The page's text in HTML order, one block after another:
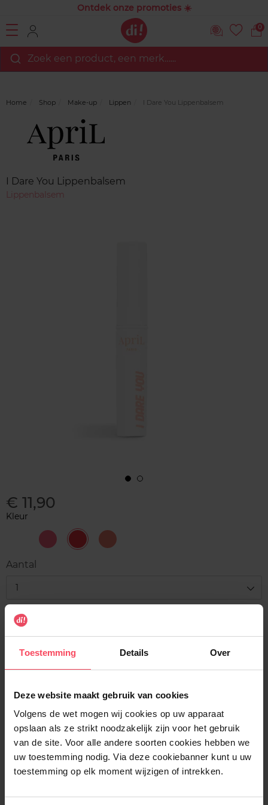
Toestemming Details Over
Deze website maakt gebruik van cookies
Volgens de wet mogen wij cookies op uw apparaat
opslaan als ze strikt noodzakelijk zijn voor het gebruik
van de site. Voor alle andere soorten cookies hebben we
uw toestemming nodig. Via deze cookiebanner kunt u uw
toestemming op elk moment wijzigen of intrekken.
Ontdek onze promoties ☀️
0
Zoek een product, een merk…...
Home Shop Make-up Lippen I Dare You Lippenbalsem
I Dare You Lippenbalsem
Lippenbalsem
€ 11,90
Kleur
Crystal
SpecialDashingTasty
Aantal
1
Levering
Voorradig
Gratis levering bij aankoop van min. 35€.
Gratis retour in je winkelpunt
Verzending binnen 24u